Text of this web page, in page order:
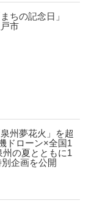
ちの記念日」
市
州夢花火」を超
ドローン×全国1
の夏とともに1
企画を公開